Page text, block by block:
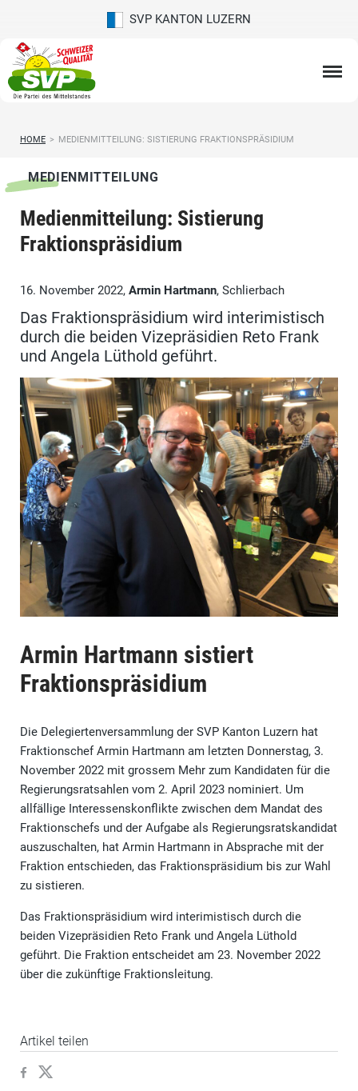
SVP KANTON LUZERN
HOME > MEDIENMITTEILUNG: SISTIERUNG FRAKTIONSPRÄSIDIUM
MEDIENMITTEILUNG
Medienmitteilung: Sistierung
Fraktionspräsidium
16. November 2022, Armin Hartmann, Schlierbach
Das Fraktionspräsidium wird interimistisch
durch die beiden Vizepräsidien Reto Frank
und Angela Lüthold geführt.
Armin Hartmann sistiert
Fraktionspräsidium
Die Delegiertenversammlung der SVP Kanton Luzern hat
Fraktionschef Armin Hartmann am letzten Donnerstag, 3.
November 2022 mit grossem Mehr zum Kandidaten für die
Regierungsratsahlen vom 2. April 2023 nominiert. Um
allfällige Interessenskonflikte zwischen dem Mandat des
Fraktionschefs und der Aufgabe als Regierungsratskandidat
auszuschalten, hat Armin Hartmann in Absprache mit der
Fraktion entschieden, das Fraktionspräsidium bis zur Wahl
zu sistieren.
Das Fraktionspräsidium wird interimistisch durch die
beiden Vizepräsidien Reto Frank und Angela Lüthold
geführt. Die Fraktion entscheidet am 23. November 2022
über die zukünftige Fraktionsleitung.
Artikel teilen